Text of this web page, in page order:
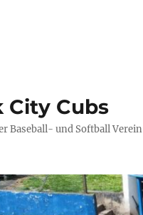
City Cubs
Baseball- und Softball Verein